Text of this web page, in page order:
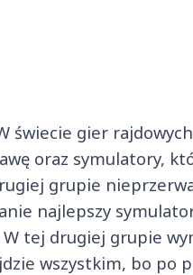
świecie gier
oraz symulatory,
grupie
najlepszy
tej drugiej grupie
wszystkim, bo po